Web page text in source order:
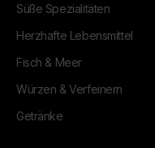
Süße Spezialitäten
Herzhafte Lebensmittel
Fisch & Meer
Würzen & Verfeinern
Getränke